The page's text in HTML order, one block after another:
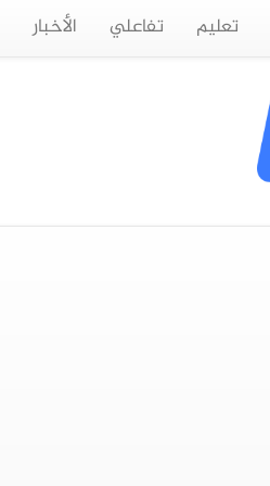
تعليم تفاعلي الأخبار